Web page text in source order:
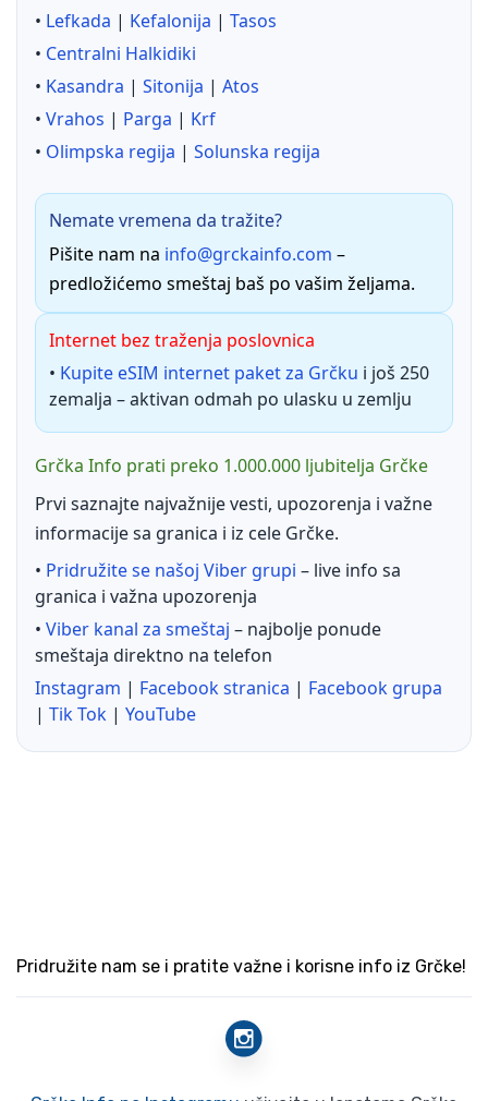
• Lefkada | Kefalonija | Tasos
• Centralni Halkidiki
• Kasandra | Sitonija | Atos
• Vrahos | Parga | Krf
• Olimpska regija | Solunska regija
Nemate vremena da tražite?
Pišite nam na info@grckainfo.com –
predložićemo smeštaj baš po vašim željama.
Internet bez traženja poslovnica
• Kupite eSIM internet paket za Grčku i još 250
zemalja – aktivan odmah po ulasku u zemlju
Grčka Info prati preko 1.000.000 ljubitelja Grčke
Prvi saznajte najvažnije vesti, upozorenja i važne
informacije sa granica i iz cele Grčke.
• Pridružite se našoj Viber grupi – live info sa
granica i važna upozorenja
• Viber kanal za smeštaj – najbolje ponude
smeštaja direktno na telefon
Instagram | Facebook stranica | Facebook grupa
| Tik Tok | YouTube
Pridružite nam se i pratite važne i korisne info iz Grčke!